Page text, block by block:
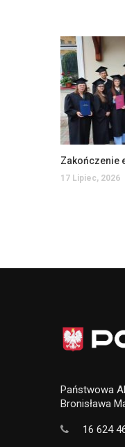
17 Lipiec, 2026
Państwowa
Bronisława
16 624